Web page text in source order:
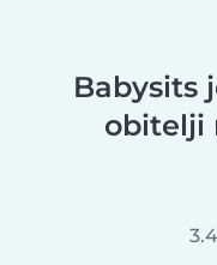
Babysits
obitelji